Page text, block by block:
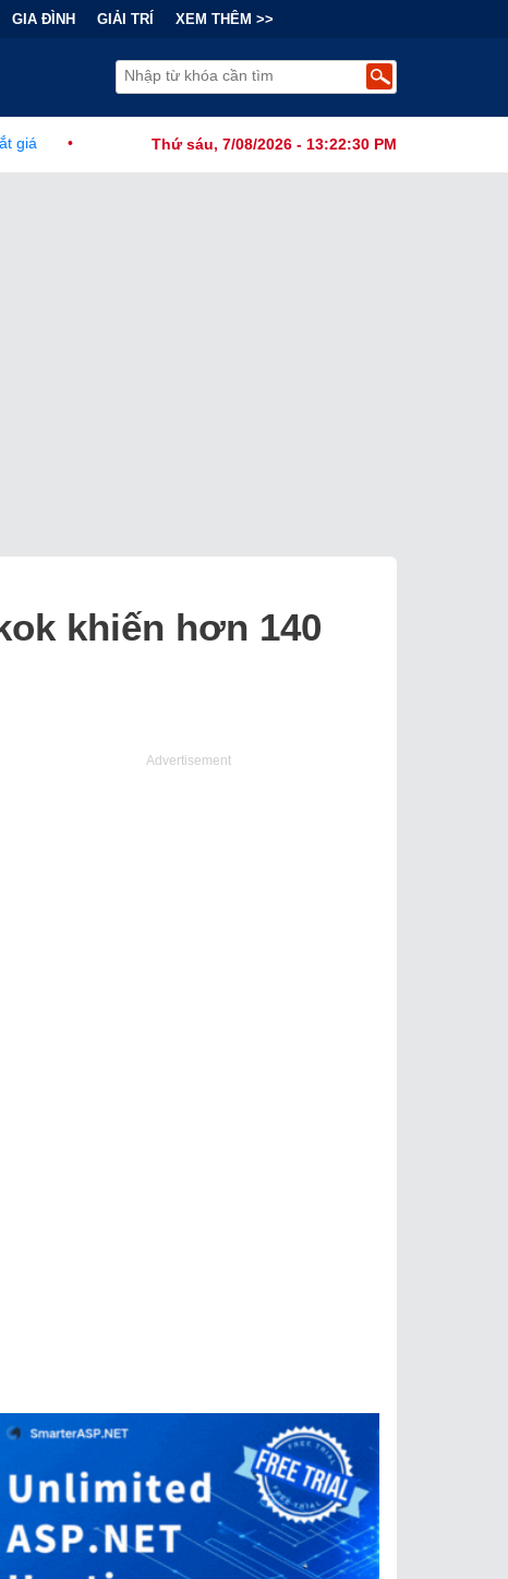
GIA ĐÌNH GIẢI TRÍ XEM THÊM >>
Thứ sáu, 7/08/2026 - 13:22:32 PM
Đằng Sau "Cơn Sốt" Trà Sữa Nhượng Quyền: Lợi Nhuận Thuộc Về
khiến hơn 140
Advertisement